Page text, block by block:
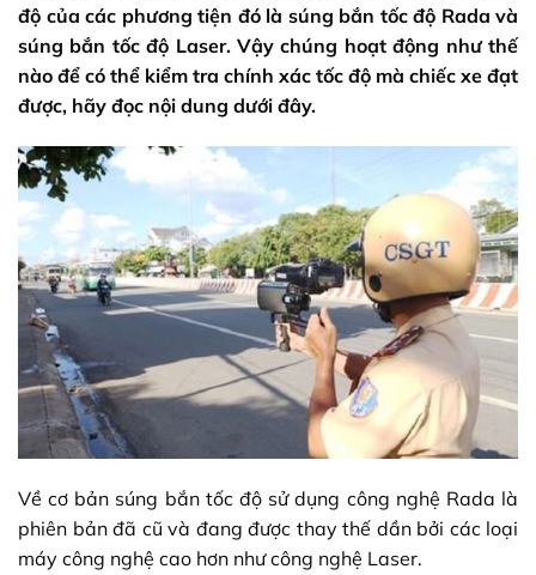
độ của các phương tiện đó là súng bắn tốc độ Rada và
súng bắn tốc độ Laser. Vậy chúng hoạt động như thế
nào để có thể kiểm tra chính xác tốc độ mà chiếc xe đạt
được, hãy đọc nội dung dưới đây.
Về cơ bản súng bắn tốc độ sử dụng công nghệ Rada là
phiên bản đã cũ và đang được thay thế dần bởi các loại
máy công nghệ cao hơn như công nghệ Laser.